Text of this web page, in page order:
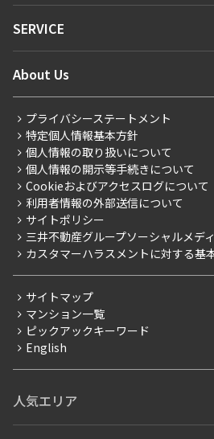
新着情報から探す
新着募集情報
こだわりから探す
こだわり一覧
プレミアムマンション
新築
当社限定（港区・渋谷区）
当社限定（港区・渋谷区以外）
三井不動産企画
賃料改定
フリーレント
ペット可
ブランドマンション
マンションレポート
住まいのコラム
SERVICE
会員ページ
ご入居・提携サービス
お部屋探しからご契約まで
よくあるご質問
社宅紹介
【仲介会社様向け】当社仲介事業部
About Us
会社情報
事業案内
採用情報
ニュースリリース
お問い合わせ
プライバシーステートメント
特定個人情報基本方針
個人情報の取り扱いについて
個人情報の開示等手続きについて
Cookieおよびアクセスログについて
利用者情報の外部送信について
サイトポリシー
三井不動産グループソーシャルメデ
カスタマーハラスメントに対する基
サイトマップ
マンション一覧
ピックアックキーワード
English
人気エリア